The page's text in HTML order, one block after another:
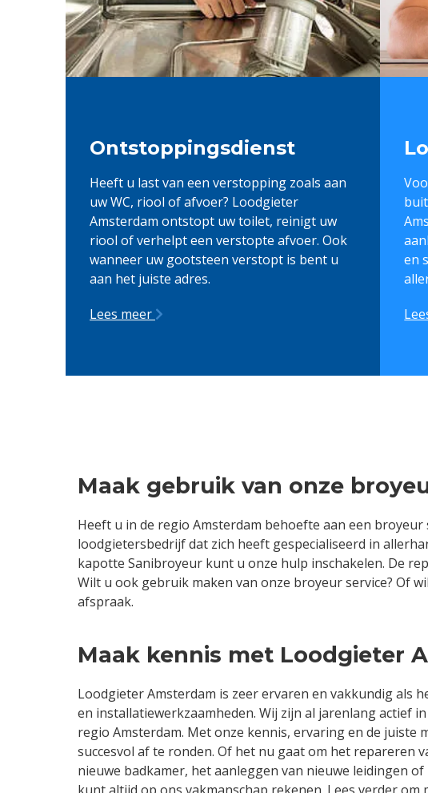
Ontstoppingsdienst
Heeft u last van een verstopping zoals aan
uw WC, riool of afvoer? Loodgieter
Amsterdam ontstopt uw toilet, reinigt uw
riool of verhelpt een verstopte afvoer. Ook
wanneer uw gootsteen verstopt is bent u
aan het juiste adres.
Lees meer
en
Maak gebruik van onze
Heeft u in de regio Amsterdam behoefte aan een
loodgietersbedrijf dat zich heeft gespecialiseerd in
kapotte Sanibroyeur kunt u onze hulp inschakelen. De
Wilt u ook gebruik maken van onze broyeur service? Of
afspraak.
Maak kennis met Loodgieter
Loodgieter Amsterdam is zeer ervaren en vakkundig als
en installatiewerkzaamheden. Wij zijn al jarenlang actief
regio Amsterdam. Met onze kennis, ervaring en de juiste
succesvol af te ronden. Of het nu gaat om het repareren
nieuwe badkamer, het aanleggen van nieuwe leidingen